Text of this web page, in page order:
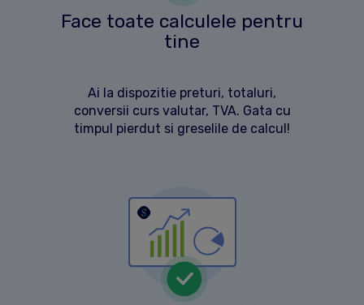
Face toate calculele pentru
tine
Ai la dispozitie preturi, totaluri,
conversii curs valutar, TVA. Gata cu
timpul pierdut si greselile de calcul!